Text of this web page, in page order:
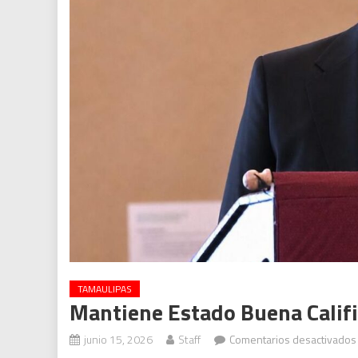
TAMAULIPAS
Mantiene Estado Buena
junio 15, 2026 Staff Comentarios desactivados